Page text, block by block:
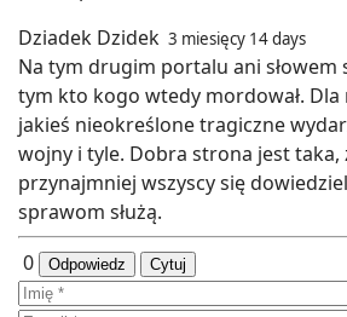
Dziadek Dzidek 3 miesięcy 14 days
Na tym drugim portalu ani słowem
tym kto kogo wtedy mordował.
jakieś nieokreślone tragiczne
wojny i tyle. Dobra strona jest taka,
przynajmniej wszyscy się
sprawom służą.
0
Odpowiedz Cytuj